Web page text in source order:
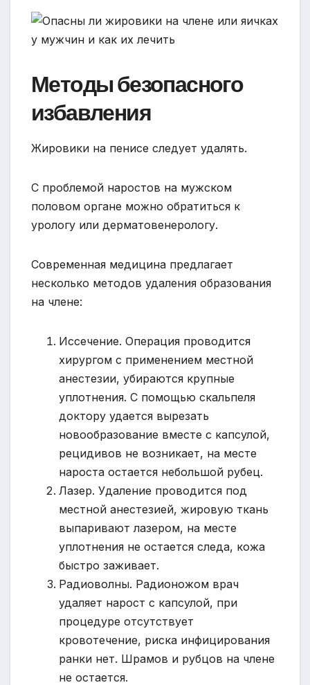
Методы безопасного
избавления
Жировики на пенисе следует удалять.
С проблемой наростов на мужском
половом органе можно обратиться к
урологу или дерматовенерологу.
Современная медицина предлагает
несколько методов удаления образования
на члене:
Иссечение. Операция проводится
хирургом с применением местной
анестезии, убираются крупные
уплотнения. С помощью скальпеля
доктору удается вырезать
новообразование вместе с капсулой,
рецидивов не возникает, на месте
нароста остается небольшой рубец.
Лазер. Удаление проводится под
местной анестезией, жировую ткань
выпаривают лазером, на месте
уплотнения не остается следа, кожа
быстро заживает.
Радиоволны. Радионожом врач
удаляет нарост с капсулой, при
процедуре отсутствует
кровотечение, риска инфицирования
ранки нет. Шрамов и рубцов на члене
не остается.